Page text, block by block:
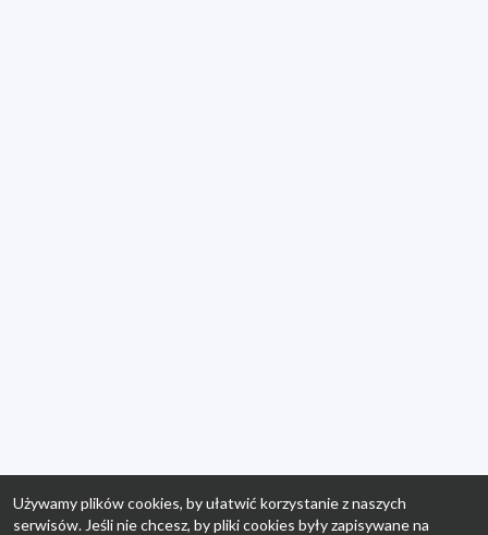
Używamy plików cookies, by ułatwić korzystanie z naszych
serwisów. Jeśli nie chcesz, by pliki cookies były zapisywane na